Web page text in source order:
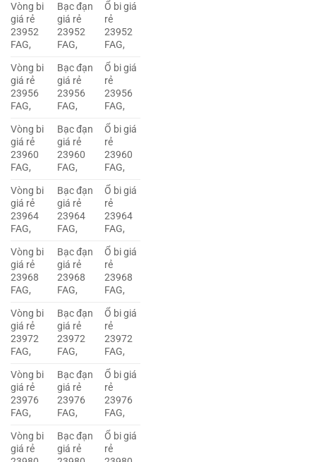
Vòng bi
giá rẻ
23952
FAG,
Bạc đạn
giá rẻ
23952
FAG,
Ổ bi giá
rẻ
23952
FAG,
Vòng bi
giá rẻ
23956
FAG,
Bạc đạn
giá rẻ
23956
FAG,
Ổ bi giá
rẻ
23956
FAG,
Vòng bi
giá rẻ
23960
FAG,
Bạc đạn
giá rẻ
23960
FAG,
Ổ bi giá
rẻ
23960
FAG,
Vòng bi
giá rẻ
23964
FAG,
Bạc đạn
giá rẻ
23964
FAG,
Ổ bi giá
rẻ
23964
FAG,
Vòng bi
giá rẻ
23968
FAG,
Bạc đạn
giá rẻ
23968
FAG,
Ổ bi giá
rẻ
23968
FAG,
Vòng bi
giá rẻ
23972
FAG,
Bạc đạn
giá rẻ
23972
FAG,
Ổ bi giá
rẻ
23972
FAG,
Vòng bi
giá rẻ
23976
FAG,
Bạc đạn
giá rẻ
23976
FAG,
Ổ bi giá
rẻ
23976
FAG,
Vòng bi
giá rẻ
Bạc đạn
giá rẻ
Ổ bi giá
rẻ